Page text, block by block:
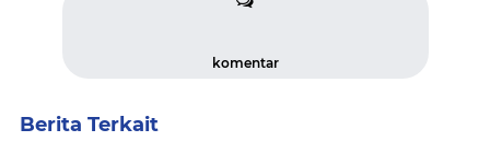
komentar
Berita Terkait